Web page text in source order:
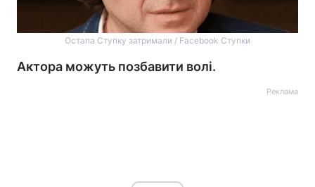
Остапа Ступку затримали / Facebook Ступки
Актора можуть позбавити волі.
Реклама